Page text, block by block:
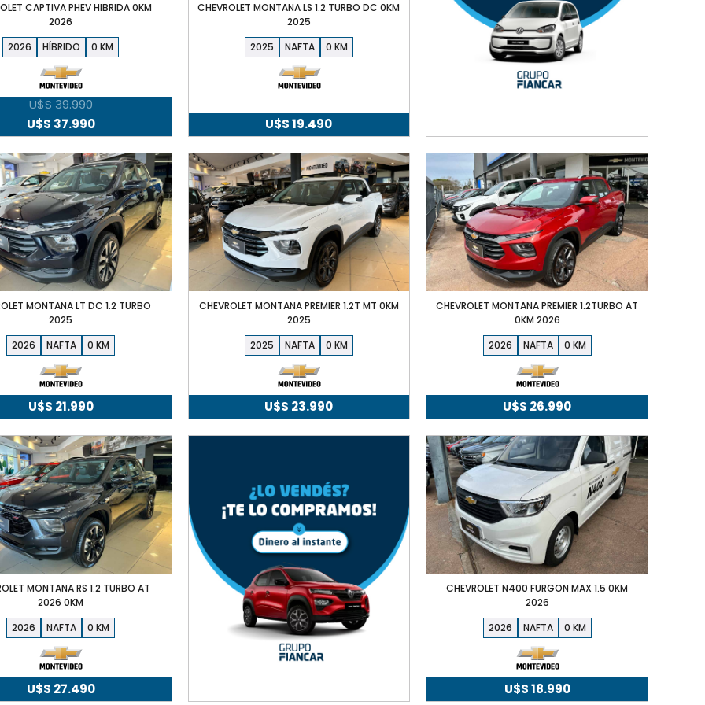
CAPTIVA PHEV HIBRIDA 0KM
2026
2026
HÍBRIDO 0
U$S39.990
El
original
era:
U$S
39.990.
U$S 37.990El
actual
es:
U$S
37.990.
CHEVROLET MONTANA LS 1.2 TURBO DC 0KM
2025
2025
NAFTA 0
U$S19.490
MONTANA LT DC 1.2 TURBO
2025
2026
NAFTA 0
U$S 21.990
CHEVROLET MONTANA PREMIER 1.2T MT 0KM
2025
2025
NAFTA 0
U$S 23.990
CHEVROLET MONTANA PREMIER 1.2TURBO AT
0KM 2026
2026
NAFTA 0
U$S 26.990
MONTANA RS 1.2 TURBO AT
2026 0KM
2026
NAFTA 0
U$S 27.490
CHEVROLET N400 FURGON MAX 1.5 0KM
2026
2026
NAFTA 0
U$S18.990